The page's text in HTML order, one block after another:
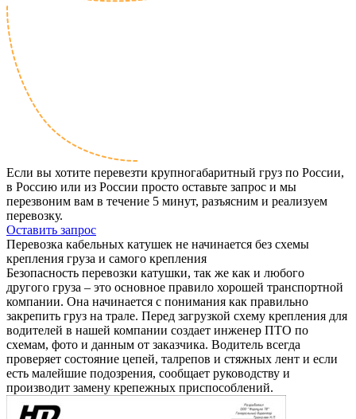
Если вы хотите перевезти крупногабаритный груз по России,
в Россию или из России просто оставьте запрос и мы
перезвоним вам в течение 5 минут, разъясним и реализуем
перевозку.
Оставить запрос
Перевозка кабельных катушек не начинается без схемы
крепления груза и самого крепления
Безопасность перевозки катушки, так же как и любого
другого груза – это основное правило хорошей транспортной
компании. Она начинается с понимания как правильно
закрепить груз на трале. Перед загрузкой схему крепления для
водителей в нашей компании создает инженер ПТО по
схемам, фото и данным от заказчика. Водитель всегда
проверяет состояние цепей, талрепов и стяжных лент и если
есть малейшие подозрения, сообщает руководству и
производит замену крепежных приспособлений.